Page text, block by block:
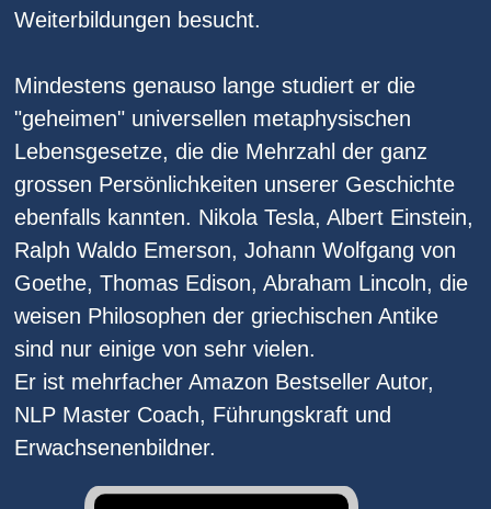
Weiterbildungen besucht.
Mindestens genauso lange studiert er die
"geheimen" universellen metaphysischen
Lebensgesetze, die die Mehrzahl der ganz
grossen Persönlichkeiten unserer Geschichte
ebenfalls kannten. Nikola Tesla, Albert Einstein,
Ralph Waldo Emerson, Johann Wolfgang von
Goethe, Thomas Edison, Abraham Lincoln, die
weisen Philosophen der griechischen Antike
sind nur einige von sehr vielen.
Er ist mehrfacher Amazon Bestseller Autor,
NLP Master Coach, Führungskraft und
Erwachsenenbildner.